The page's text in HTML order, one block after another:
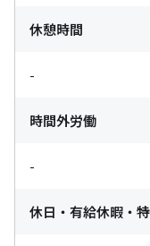
休憩時間
-
時間外労働
-
休日・有給休暇・